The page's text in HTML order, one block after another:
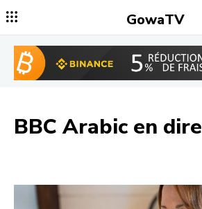
GowaTV
BBC Arabic en